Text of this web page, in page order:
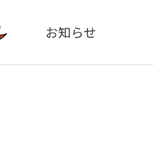
お知らせ
全体